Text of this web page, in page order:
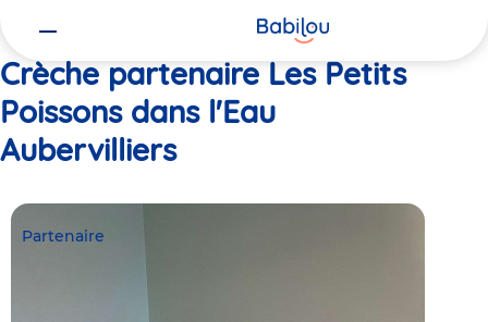
Crèche partenaire Les Petits
Poissons dans l'Eau
Aubervilliers
Partenaire